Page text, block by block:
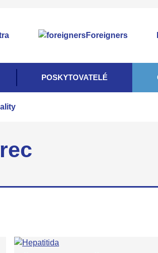
Foreigners
POSKYTOVATELÉ